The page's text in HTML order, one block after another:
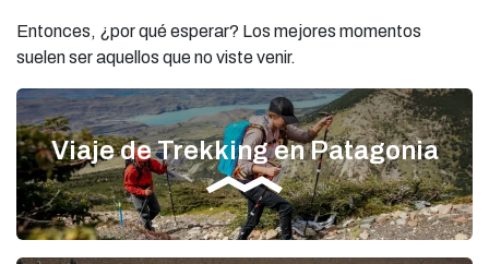
Entonces, ¿por qué esperar? Los mejores momentos
suelen ser aquellos que no viste venir.
Viaje de Trekking en Patagonia